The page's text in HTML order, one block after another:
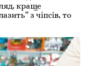
краще
з чіпсів, то